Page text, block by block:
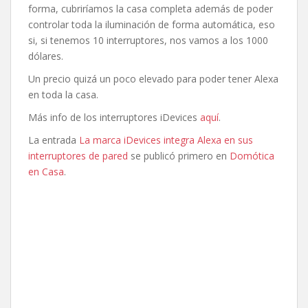
forma, cubriríamos la casa completa además de poder
controlar toda la iluminación de forma automática, eso
si, si tenemos 10 interruptores, nos vamos a los 1000
dólares.
Un precio quizá un poco elevado para poder tener Alexa
en toda la casa.
Más info de los interruptores iDevices aquí.
La entrada La marca iDevices integra Alexa en sus
interruptores de pared se publicó primero en Domótica
en Casa.